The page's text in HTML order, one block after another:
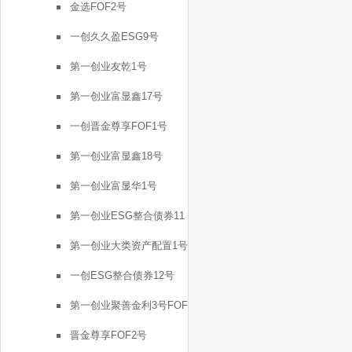
金选FOF2号
一创久久盈ESG9号
第一创业友乾1号
第一创业富显鑫17号
一创晋金尊享FOF1号
第一创业富显鑫18号
第一创业富显华1号
第一创业ESG整合债券11
号
第一创业大类资产配置1号
一创ESG整合债券12号
第一创业聚善金利3号FOF
晋金尊享FOF2号